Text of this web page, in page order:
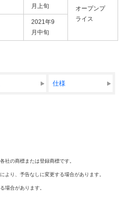
月上旬
オープンプ
ライス
2021年9
月中旬
仕様
社の商標または登録商標です。
より、予告なしに変更する場合があります。
場合があります。